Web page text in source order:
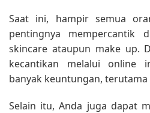
Saat ini, hampir semua
pentingnya mempercantik
skincare ataupun make up.
kecantikan melalui online
banyak keuntungan, terutama
Selain itu, Anda juga dapat